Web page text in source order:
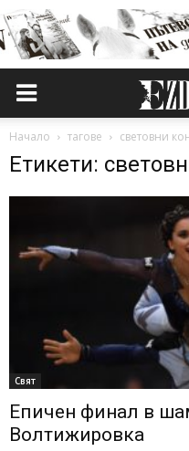
Начало тагове световни
Етикети:
Свят
Епичен финал в
Волтижировка